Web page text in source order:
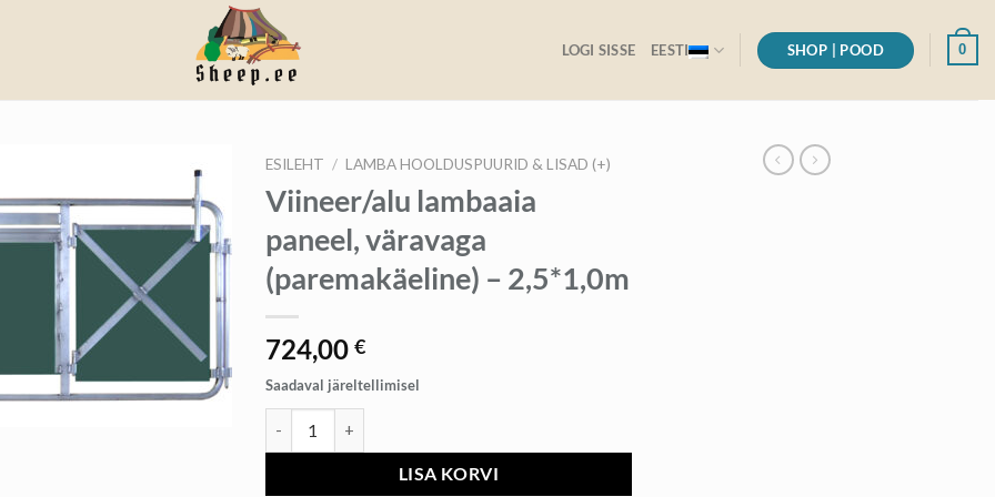
LOGI SISSE EESTI SHOP | POOD 0
ESILEHT / LAMBA HOOLDUSPUURID & LISAD (+)
Viineer/alu lambaaia
paneel, väravaga
(paremakäeline) – 2,5*1,0m
724,00 €
Saadaval järeltellimisel
LISA KORVI